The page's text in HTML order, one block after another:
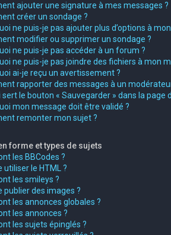
ajouter une signature à mes messages ?
créer un sondage ?
ne puis-je pas ajouter plus d’options à
modifier ou supprimer un sondage ?
ne puis-je pas accéder à un forum ?
ne puis-je pas joindre des fichiers à mon
ai-je reçu un avertissement ?
rapporter des messages à un
sert le bouton « Sauvegarder » dans la page
mon message doit être validé ?
remonter mon sujet ?
forme et types de sujets
les BBCodes ?
utiliser le HTML ?
les smileys ?
publier des images ?
les annonces globales ?
les annonces ?
les sujets épinglés ?